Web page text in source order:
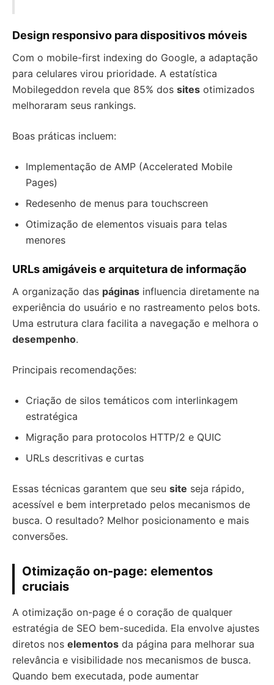
Design responsivo para dispositivos móveis
Com o mobile-first indexing do Google, a adaptação
para celulares virou prioridade. A estatística
Mobilegeddon revela que 85% dos sites otimizados
melhoraram seus rankings.
Boas práticas incluem:
Implementação de AMP (Accelerated Mobile
Pages)
Redesenho de menus para touchscreen
Otimização de elementos visuais para telas
menores
URLs amigáveis e arquitetura de informação
A organização das páginas influencia diretamente na
experiência do usuário e no rastreamento pelos bots.
Uma estrutura clara facilita a navegação e melhora o
desempenho.
Principais recomendações:
Criação de silos temáticos com interlinkagem
estratégica
Migração para protocolos HTTP/2 e QUIC
URLs descritivas e curtas
Essas técnicas garantem que seu site seja rápido,
acessível e bem interpretado pelos mecanismos de
busca. O resultado? Melhor posicionamento e mais
conversões.
Otimização on-page: elementos
cruciais
A otimização on-page é o coração de qualquer
estratégia de SEO bem-sucedida. Ela envolve ajustes
diretos nos elementos da página para melhorar sua
relevância e visibilidade nos mecanismos de busca.
Quando bem executada, pode aumentar